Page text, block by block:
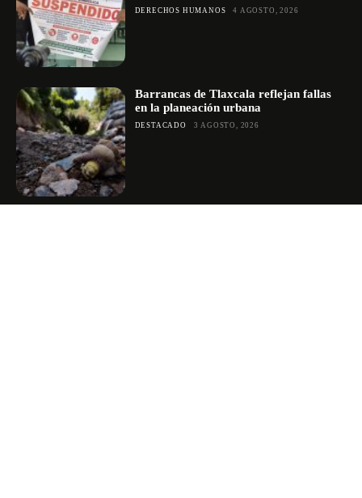
DERECHOS HUMANOS 4 AGOSTO, 2026
Barrancas de Tlaxcala reflejan fallas
en la planeación urbana
DESTACADO 3 AGOSTO, 2026